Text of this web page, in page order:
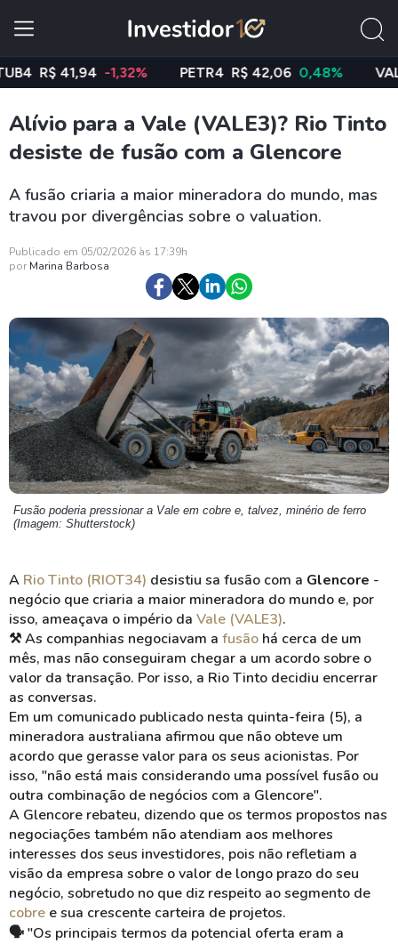
R$ 41,94 -1,32% PETR4 R$ 42,06 0,48% VALE3
Alívio para a Vale (VALE3)? Rio Tinto
desiste de fusão com a Glencore
A fusão criaria a maior mineradora do mundo, mas
travou por divergências sobre o valuation.
Publicado em 05/02/2026 às 17:39h
por Marina Barbosa
Fusão poderia pressionar a Vale em cobre e, talvez, minério de ferro
(Imagem: Shutterstock)
A Rio Tinto (RIOT34) desistiu sa fusão com a Glencore -
negócio que criaria a maior mineradora do mundo e, por
isso, ameaçava o império da Vale (VALE3).
⚒️As companhias negociavam a fusão há cerca de um
mês, mas não conseguiram chegar a um acordo sobre o
valor da transação. Por isso, a Rio Tinto decidiu encerrar
as conversas.
Em um comunicado publicado nesta quinta-feira (5), a
mineradora australiana afirmou que não obteve um
acordo que gerasse valor para os seus acionistas. Por
isso, "não está mais considerando uma possível fusão ou
outra combinação de negócios com a Glencore".
A Glencore rebateu, dizendo que os termos propostos nas
negociações também não atendiam aos melhores
interesses dos seus investidores, pois não refletiam a
visão da empresa sobre o valor de longo prazo do seu
negócio, sobretudo no que diz respeito ao segmento de
cobre e sua crescente carteira de projetos.
🗣️"Os principais termos da potencial oferta eram a